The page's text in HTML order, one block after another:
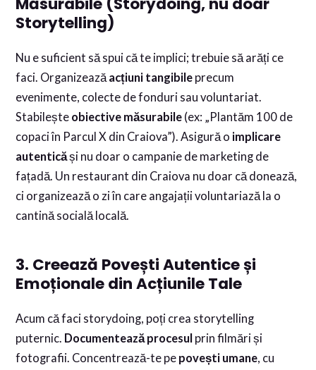
Storytelling)
Nu e suficient să spui că te implici; trebuie să arăți ce
faci. Organizeazăacțiuni tangibile precum
evenimente, colecte de fonduri sau voluntariat.
Stabilește obiective măsurabile (ex: „Plantăm 100 de
copaci în Parcul X din Craiova”). Asigură o implicare
autenticăși nu doar o campanie de marketing de
fațadă. Un restaurant din Craiova nu doar că donează,
ci organizează o zi în care angajații voluntariază la o
cantină socială locală.
3. Creează Povești Autentice și
Emoționale din Acțiunile Tale
Acum că faci storydoing, poți crea storytelling
puternic. Documentează procesul prin filmări și
fotografii. Concentrează-te pe povești umane, cu